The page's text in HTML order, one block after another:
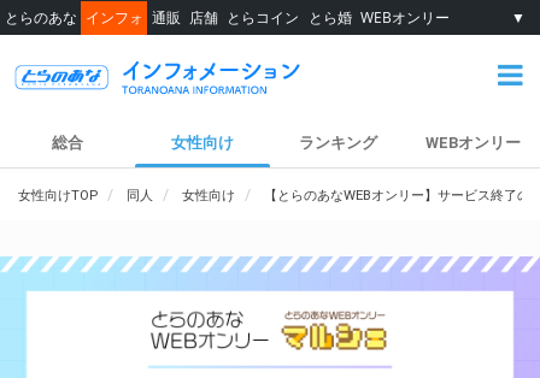
とらのあな インフォ 通販 店舗 とらコイン とら婚 WEBオンリー ▼
総合 女性向け ランキング WEBオンリー
女性向けTOP 同人 女性向け 【とらのあなWEBオンリー】サービス終了の